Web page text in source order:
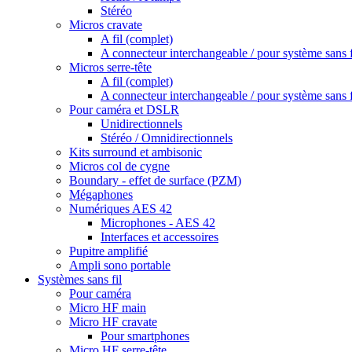
Stéréo
Micros cravate
A fil (complet)
A connecteur interchangeable / pour système sans
Micros serre-tête
A fil (complet)
A connecteur interchangeable / pour système sans
Pour caméra et DSLR
Unidirectionnels
Stéréo / Omnidirectionnels
Kits surround et ambisonic
Micros col de cygne
Boundary - effet de surface (PZM)
Mégaphones
Numériques AES 42
Microphones - AES 42
Interfaces et accessoires
Pupitre amplifié
Ampli sono portable
Systèmes sans fil
Pour caméra
Micro HF main
Micro HF cravate
Pour smartphones